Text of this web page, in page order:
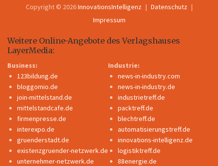
Copyright © 2026InnovationsIntelligenz
Datenschutz
Impressum
Weitere Online-Angebote des Verlagshauses
LayerMedia:
Business:
123bildung.de
bloggomio.de
join-mittelstand.de
mittelstandcafe.de
firmenpresse.de
interexpo.de
gruenderstadt.de
existenzgruender-netzwerk.de
unternehmer-netzwerk.de
Industrie:
news-in-industry.com
news-in-industry.de
industrietreff.de
packtreff.de
blechtreff.de
automatisierungstreff.de
innovations-intelligenz.de
logistiktreff.de
88energie.de